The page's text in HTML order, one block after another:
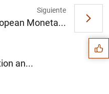
an...
Siguiente
Moneta... Sugerencias